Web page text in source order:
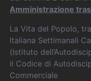
Amministrazione
La Vita del Popolo,
Italiana Settimanali
(Istituto
il Codice di
Commerciale